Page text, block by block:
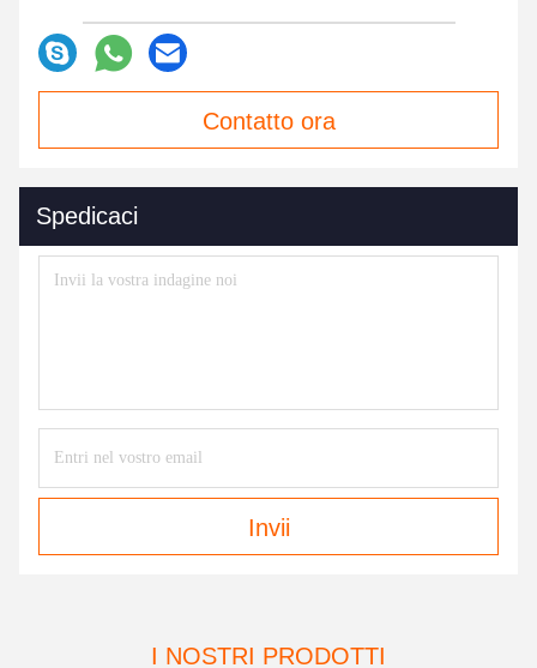
Contatto ora
Spedicaci
Invii
I NOSTRI PRODOTTI